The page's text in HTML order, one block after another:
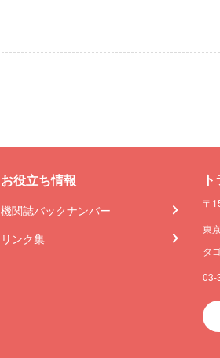
お役立ち情報
機関誌バックナンバー
リンク集
〒
東
タ
03-